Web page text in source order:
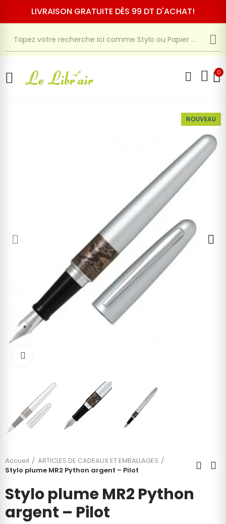
LIVRAISON GRATUITE DÈS 99 DT D'ACHAT!
0
NOUVEAU
Accueil
ARTICLES DE CADEAUX ET EMBALLAGES
Stylo plume MR2 Python argent – Pilot
Stylo plume MR2 Python
argent – Pilot